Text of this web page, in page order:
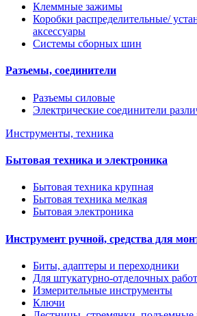
Клеммные зажимы
Коробки распределительные/
аксессуары
Системы сборных шин
Разъемы, соединители
Разъемы силовые
Электрические соединители
Инструменты, техника
Бытовая техника и электроника
Бытовая техника крупная
Бытовая техника мелкая
Бытовая электроника
Инструмент ручной, средства для
Биты, адаптеры и переходники
Для штукатурно-отделочных работ
Измерительные инструменты
Ключи